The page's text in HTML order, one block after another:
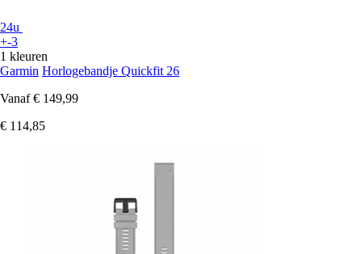
24u
+-3
1 kleuren
Garmin Horlogebandje Quickfit 26
Vanaf € 149,99
€ 114,85